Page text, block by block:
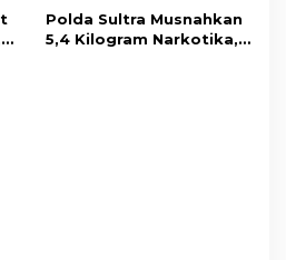
Ciptakan Kamseltibcar
Lantas dan Pelayanan
Masyarakat
Polda Sultra Musnahkan
5,4 Kilogram Narkotika,